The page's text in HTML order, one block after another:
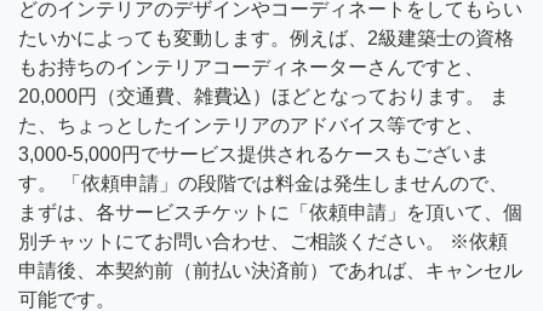
どのインテリアのデザインやコーディネートをしてもらい
たいかによっても変動します。例えば、2級建築士の資格
もお持ちのインテリアコーディネーターさんですと、
20,000円（交通費、雑費込）ほどとなっております。 ま
た、ちょっとしたインテリアのアドバイス等ですと、
3,000-5,000円でサービス提供されるケースもございま
す。 「依頼申請」の段階では料金は発生しませんので、
まずは、各サービスチケットに「依頼申請」を頂いて、個
別チャットにてお問い合わせ、ご相談ください。 ※依頼
申請後、本契約前（前払い決済前）であれば、キャンセル
可能です。